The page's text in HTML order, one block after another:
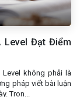
Level Đạt Điểm
không phải là
pháp viết bài luận
Tron...